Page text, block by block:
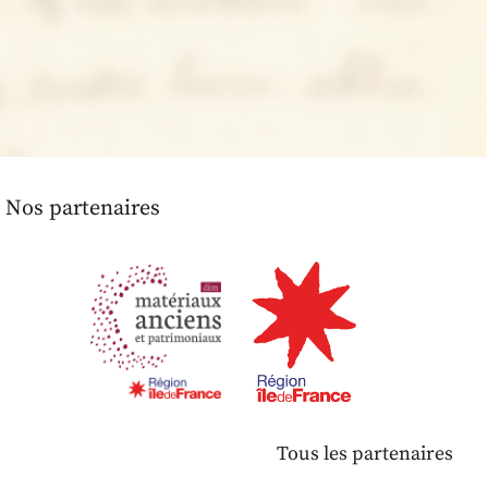
Nos partenaires
Tous les partenaires